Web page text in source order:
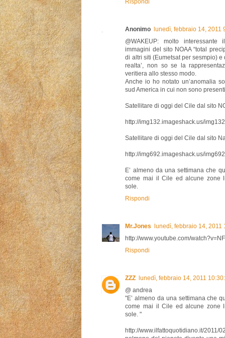
Rispondi
Anonimo
lunedì, febbraio 14, 2011
@WAKEUP: molto
immagini del sito NOAA “total
di altri siti (Eumetsat per sesmpio)
realta’, non so se la
veritiera allo stesso modo.
Anche io ho notato un’anomalia
sud America in cui non sono
Satellitare di oggi del Cile dal sito
http://img132.imageshack.us/
Satellitare di oggi del Cile dal sito
http://img692.imageshack.us/
E’ almeno da una settimana che
come mai il Cile ed alcune zone
sole.
Rispondi
Mr.Jones
lunedì, febbraio 14, 2011
http://www.youtube.com/
Rispondi
ZZZ
lunedì, febbraio 14, 2011
@ andrea
"E’ almeno da una settimana che
come mai il Cile ed alcune zone
sole. "
http://www.ilfattoquotidiano.it/2011/